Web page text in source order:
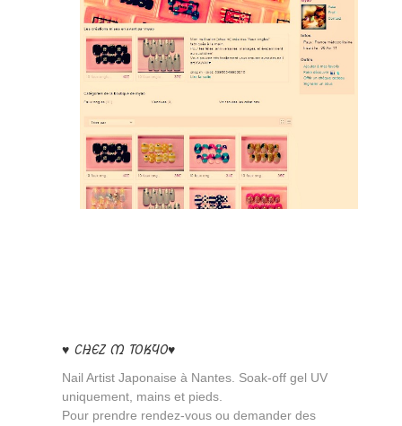
♥ CHEZ M TOKYO♥
Nail Artist Japonaise à Nantes. Soak-off gel UV
uniquement, mains et pieds.
Pour prendre rendez-vous ou demander des